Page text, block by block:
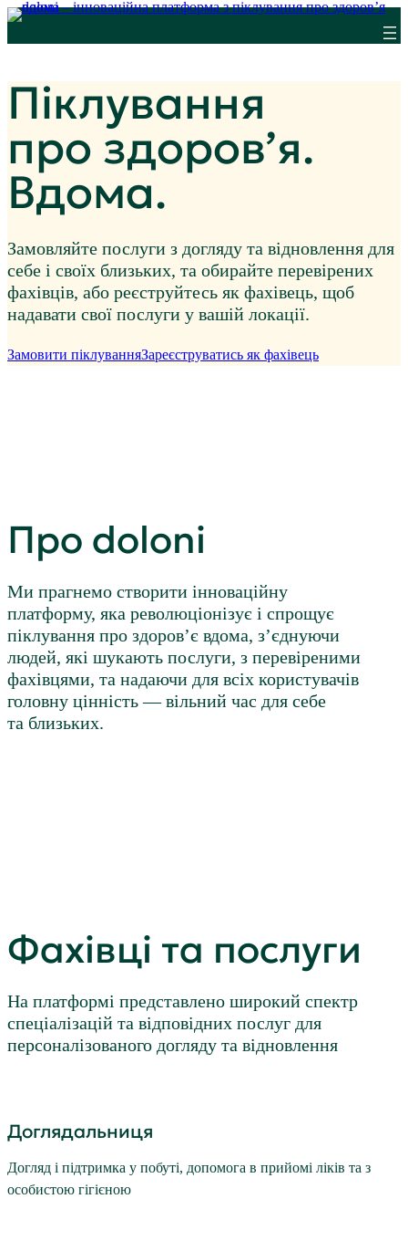
Піклування
про здоров’я.
Вдома.
Замовляйте послуги з догляду та відновлення для
себе і своїх близьких, та обирайте перевірених
фахівців, або реєструйтесь як фахівець, щоб
надавати свої послуги у вашій локації.
Замовити піклуванняЗареєструватись як фахівець
Про doloni
Ми прагнемо створити інноваційну
платформу, яка революціонізує і спрощує
піклування про здоров’є вдома, з’єднуючи
людей, які шукають послуги, з перевіреними
фахівцями, та надаючи для всіх користувачів
головну цінність — вільний час для себе
та близьких.
Фахівці та послуги
На платформі представлено широкий спектр
спеціалізацій та відповідних послуг для
персоналізованого догляду та відновлення
Доглядальниця
Догляд і підтримка у побуті, допомога в прийомі ліків та з
особистою гігієною